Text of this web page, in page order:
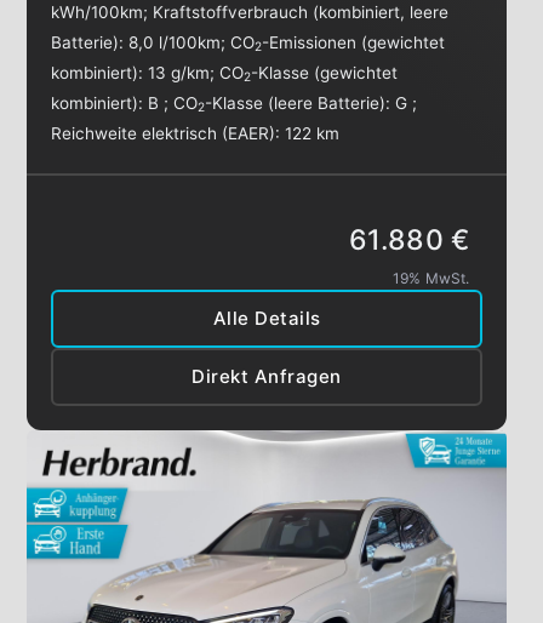
kWh/100km; Kraftstoffverbrauch (kombiniert, leere
Batterie):8,0 l/100km;CO2-Emissionen (gewichtet
kombiniert):13 g/km;CO2-Klasse (gewichtet
kombiniert): B ;CO2-Klasse (leere Batterie):G ;
Reichweite elektrisch (EAER):122 km
Alle Details
Direkt Anfragen
61.880 €
19% MwSt.